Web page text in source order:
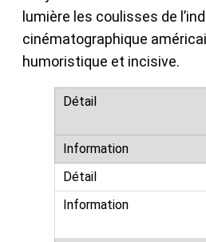
lumière les coulisses de
cinématographique
humoristique et incisive.